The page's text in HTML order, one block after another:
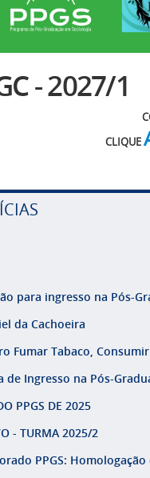
- 2027/1
CLIQUE
para ingresso na Pós-
da Cachoeira
Fumar Tabaco,
de Ingresso na Pós-
PPGS DE 2025
- TURMA 2025/2
PPGS: